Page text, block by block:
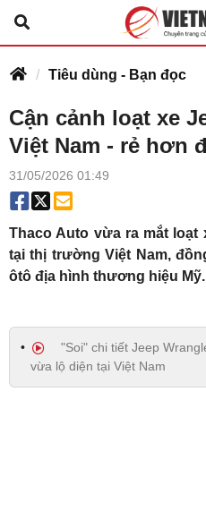
Tiêu dùng - Bạn đọc
Cận cảnh loạt xe
Việt Nam - rẻ hơn
31/05/2026 01:49
Thaco Auto vừa ra mắt loạt
tại thị trường Việt Nam,
ôtô địa hình thương hiệu Mỹ.
"Soi" chi tiết Jeep
vừa lộ diện tại Việt Nam